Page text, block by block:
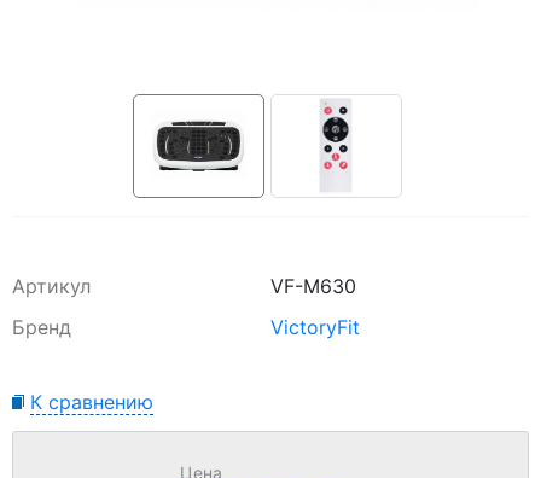
Артикул
VF-M630
Бренд
VictoryFit
К сравнению
Цена